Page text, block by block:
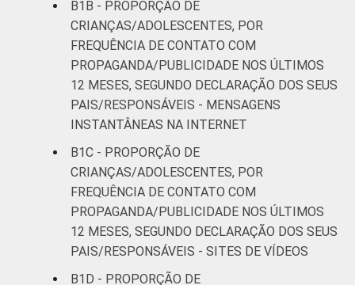
RENDA
FAMILIAR
Até 1 SM
Mais de 1
SM até 2 SM
28 26
Mais de 2
Mais de 3
SM
CLASSE
SOCIAL
AB 50 26
C
B1B - PROPORÇÃO DE
CRIANÇAS/ADOLESCENTES, POR
FREQUÊNCIA DE CONTATO COM
PROPAGANDA/PUBLICIDADE NOS ÚLTIMOS
12 MESES, SEGUNDO DECLARAÇÃO DOS SEUS
PAIS/RESPONSÁVEIS - MENSAGENS
INSTANTÂNEAS NA INTERNET
B1C - PROPORÇÃO DE
CRIANÇAS/ADOLESCENTES, POR
FREQUÊNCIA DE CONTATO COM
PROPAGANDA/PUBLICIDADE NOS ÚLTIMOS
12 MESES, SEGUNDO DECLARAÇÃO DOS SEUS
PAIS/RESPONSÁVEIS - SITES DE VÍDEOS
B1D - PROPORÇÃO DE